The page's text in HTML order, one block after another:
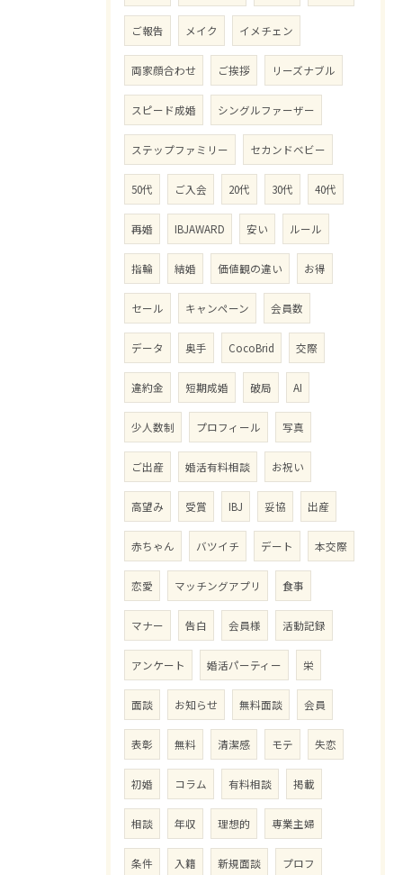
ご報告 メイク イメチェン
両家顔合わせ ご挨拶 リーズナブル
スピード成婚 シングルファーザー
ステップファミリー セカンドベビー
50代 ご入会 20代 30代 40代
再婚 IBJAWARD 安い ルール
指輪 結婚 価値観の違い お得
セール キャンペーン 会員数
データ 奥手 CocoBrid 交際
違約金 短期成婚 破局 AI
少人数制 プロフィール 写真
ご出産 婚活有料相談 お祝い
高望み 受賞 IBJ 妥協 出産
赤ちゃん バツイチ デート 本交際
恋愛 マッチングアプリ 食事
マナー 告白 会員様 活動記録
アンケート 婚活パーティー 栄
面談 お知らせ 無料面談 会員
表彰 無料 清潔感 モテ 失恋
初婚 コラム 有料相談 掲載
相談 年収 理想的 専業主婦
条件 入籍 新規面談 プロフ